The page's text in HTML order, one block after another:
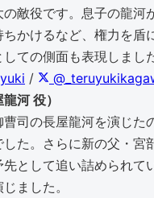
敵役です。息子の龍
かけるなど、権力を
ての側面も表現しました
/
河 役）
司の長屋龍河を演じた
た。さらに新の父・
先として追い詰められ
ました。